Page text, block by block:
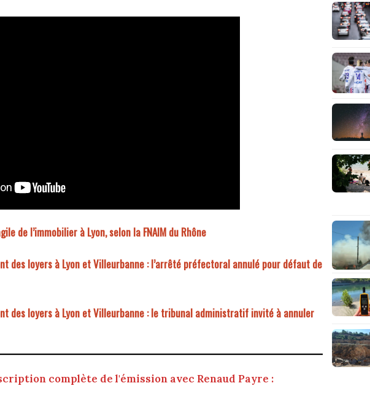
de l’immobilier à Lyon, selon la FNAIM du Rhône
des loyers à Lyon et Villeurbanne : l’arrêté préfectoral annulé pour défaut de
des loyers à Lyon et Villeurbanne : le tribunal administratif invité à annuler
complète de l'émission avec Renaud Payre :